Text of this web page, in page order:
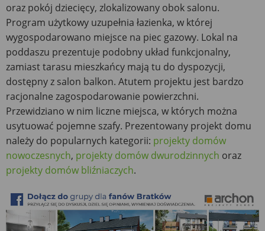
oraz pokój dziecięcy, zlokalizowany obok salonu.
Program użytkowy uzupełnia łazienka, w której
wygospodarowano miejsce na piec gazowy. Lokal na
poddaszu prezentuje podobny układ funkcjonalny,
zamiast tarasu mieszkańcy mają tu do dyspozycji,
dostępny z salon balkon. Atutem projektu jest bardzo
racjonalne zagospodarowanie powierzchni.
Przewidziano w nim liczne miejsca, w których można
usytuować pojemne szafy. Prezentowany projekt domu
należy do popularnych kategorii: projekty domów
nowoczesnych, projekty domów dwurodzinnych oraz
projekty domów bliźniaczych.